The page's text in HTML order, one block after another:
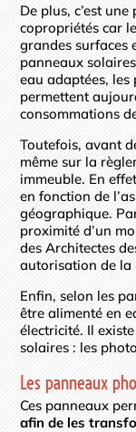
De plus, c’est
copropriétés car
grandes surfaces
panneaux
eau adaptées,
permettent
consommations
Toutefois, avant
même sur la
immeuble. En
en fonction de
géographique.
proximité d’un
des Architectes
autorisation de la
Enfin, selon les
être alimenté en
électricité. Il
solaires : les
Les panneaux
Ces panneaux
afin de les